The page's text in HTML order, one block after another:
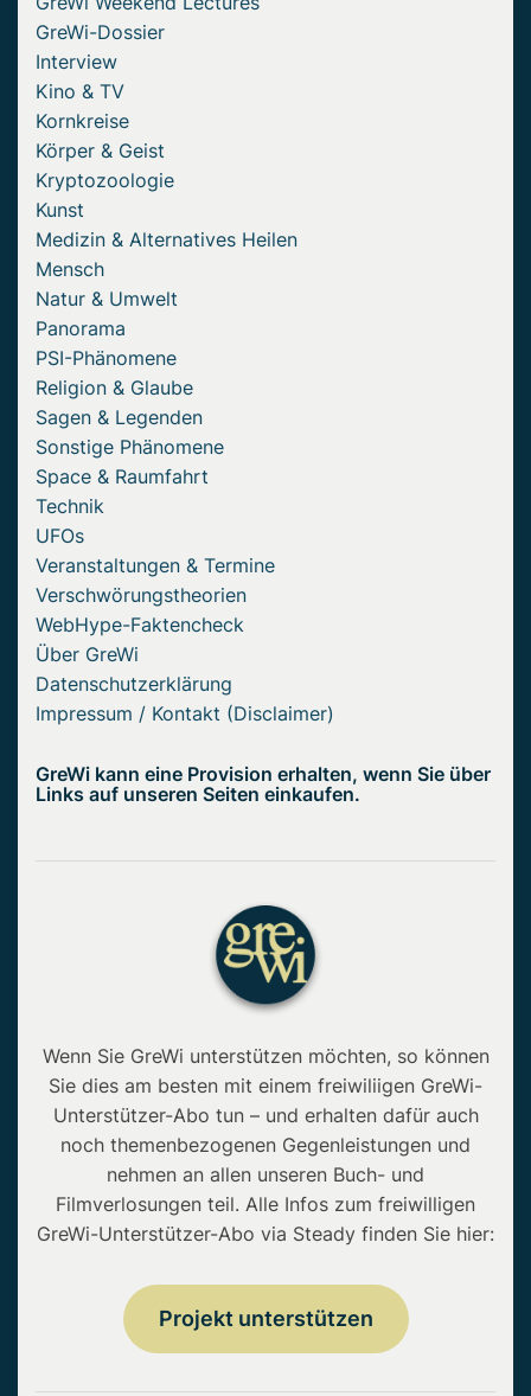
GreWi-Dossier
Interview
Kino & TV
Kornkreise
Körper & Geist
Kryptozoologie
Kunst
Medizin & Alternatives Heilen
Mensch
Natur & Umwelt
Panorama
PSI-Phänomene
Religion & Glaube
Sagen & Legenden
Sonstige Phänomene
Space & Raumfahrt
Technik
UFOs
Veranstaltungen & Termine
Verschwörungstheorien
WebHype-Faktencheck
Über GreWi
Datenschutzerklärung
Impressum / Kontakt (Disclaimer)
GreWi kann eine Provision erhalten, wenn Sie über
Links auf unseren Seiten einkaufen.
Wenn Sie GreWi unterstützen möchten, so können
Sie dies am besten mit einem freiwiliigen GreWi-
Unterstützer-Abo tun – und erhalten dafür auch
noch themenbezogenen Gegenleistungen und
nehmen an allen unseren Buch- und
Filmverlosungen teil. Alle Infos zum freiwilligen
GreWi-Unterstützer-Abo via Steady finden Sie hier:
Projekt unterstützen